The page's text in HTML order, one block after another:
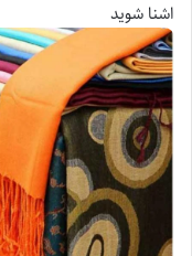
اشنا شوید